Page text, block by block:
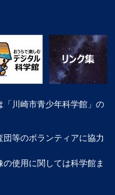
「川崎市青少年科学館」の
等のボランティアに協力
使用に関しては科学館ま